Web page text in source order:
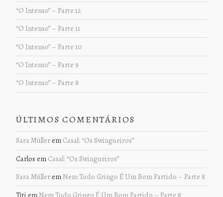
“O Intenso” – Parte 12
“O Intenso” – Parte 11
“O Intenso” – Parte 10
“O Intenso” – Parte 9
“O Intenso” – Parte 8
ÚLTIMOS COMENTÁRIOS
Sara Müllerem Casal: “Os Swingueiros”
Carlos em Casal: “Os Swingueiros”
Sara Müllerem Nem Todo Gringo É Um Bom Partido – Parte 8
Titi em Nem Todo Gringo É Um Bom Partido – Parte 8